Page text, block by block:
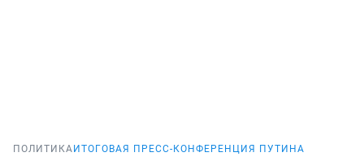
ПОЛИТИКА ИТОГОВАЯ ПРЕСС-КОНФЕРЕНЦИЯ ПУТИНА